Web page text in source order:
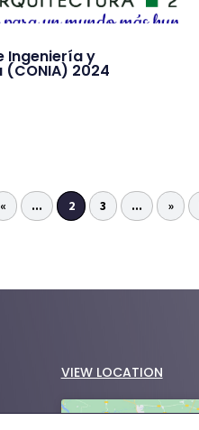
Ingeniería y
2024
« ... 2 3 ... »
VIEW LOCATION